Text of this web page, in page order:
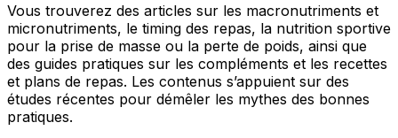
Vous trouverez des articles sur les macronutriments et
micronutriments, le timing des repas, la nutrition sportive
pour la prise de masse ou la perte de poids, ainsi que
des guides pratiques sur les compléments et les recettes
et plans de repas. Les contenus s’appuient sur des
études récentes pour démêler les mythes des bonnes
pratiques.